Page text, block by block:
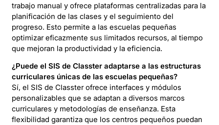
trabajo manual y ofrece plataformas centralizadas para la
planificación de las clases y el seguimiento del
progreso. Esto permite a las escuelas pequeñas
optimizar eficazmente sus limitados recursos, al tiempo
que mejoran la productividad y la eficiencia.
¿Puede el SIS de Classter adaptarse a las estructuras
curriculares únicas de las escuelas pequeñas?
Sí, el SIS de Classter ofrece interfaces y módulos
personalizables que se adaptan a diversos marcos
curriculares y metodologías de enseñanza. Esta
flexibilidad garantiza que los centros pequeños puedan